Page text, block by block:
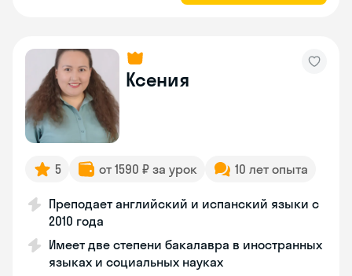
Ксения
5 от 1590 ₽ за урок 10 лет опыта
Преподает английский и испанский языки с
2010 года
Имеет две степени бакалавра в иностранных
языках и социальных науках